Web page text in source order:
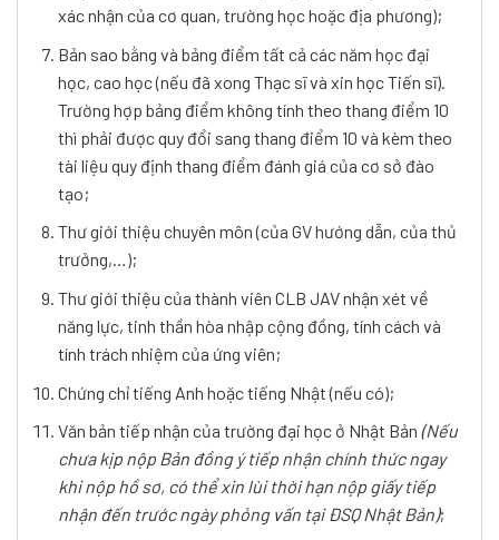
xác nhận của cơ quan, trường học hoặc địa phương);
Bản sao bằng và bảng điểm tất cả các năm học đại
học, cao học (nếu đã xong Thạc sĩ và xin học Tiến sĩ).
Trường hợp bảng điểm không tính theo thang điểm 10
thì phải được quy đổi sang thang điểm 10 và kèm theo
tài liệu quy định thang điểm đánh giá của cơ sở đào
tạo;
Thư giới thiệu chuyên môn (của GV hướng dẫn, của thủ
trưởng,…);
Thư giới thiệu của thành viên CLB JAV nhận xét về
năng lực, tinh thần hòa nhập cộng đồng, tính cách và
tính trách nhiệm của ứng viên;
Chứng chỉ tiếng Anh hoặc tiếng Nhật (nếu có);
Văn bản tiếp nhận của trường đại học ở Nhật Bản (Nếu
chưa kịp nộp Bản đồng ý tiếp nhận chính thức ngay
khi nộp hồ sơ, có thể xin lùi thời hạn nộp giấy tiếp
nhận đến trước ngày phỏng vấn tại ĐSQ Nhật Bản);